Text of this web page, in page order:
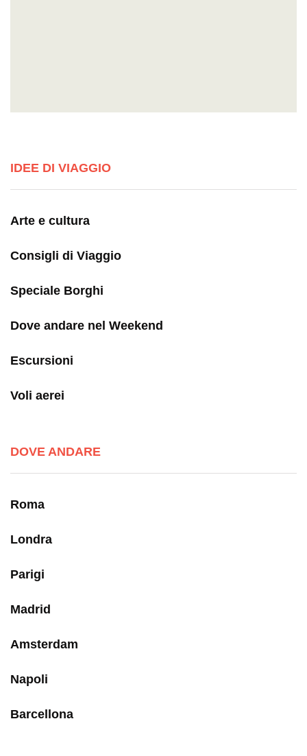
IDEE DI VIAGGIO
Arte e cultura
Consigli di Viaggio
Speciale Borghi
Dove andare nel Weekend
Escursioni
Voli aerei
DOVE ANDARE
Roma
Londra
Parigi
Madrid
Amsterdam
Napoli
Barcellona